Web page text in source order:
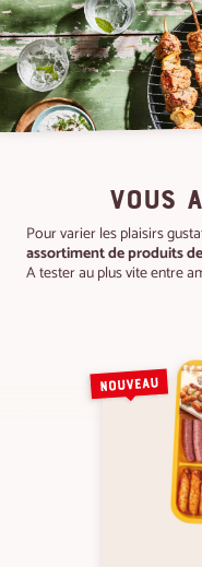
VOUS
Pour varier les plaisirs
assortiment de produits
A tester au plus vite entre